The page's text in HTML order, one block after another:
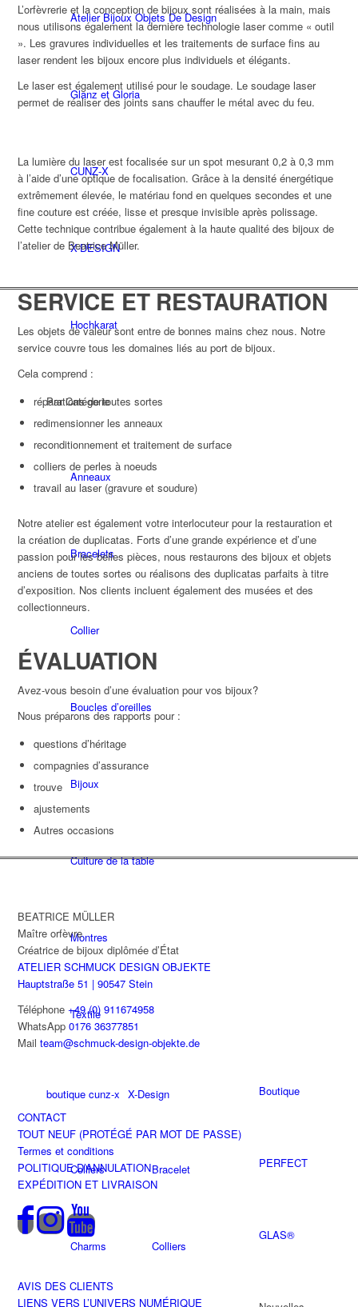
Atelier Bijoux Objets De Design
Glanz et Gloria
CUNZ-X
X-DESIGN
Hochkarat
Par Catégorie
Anneaux
Bracelets
Collier
Boucles d’oreilles
Bijoux
Culture de la table
Montres
Textile
Boutique
boutique cunz-x
Colliers
Charms
X-Design
Bracelet
Colliers
PERFECT
GLAS®
L’orfèvrerie et la conception de bijoux sont réalisées à la main, mais
nous utilisons également la dernière technologie laser comme « outil
». Les gravures individuelles et les traitements de surface fins au
laser rendent les bijoux encore plus individuels et élégants.
Le laser est également utilisé pour le soudage. Le soudage laser
permet de réaliser des joints sans chauffer le métal avec du feu.
La lumière du laser est focalisée sur un spot mesurant 0,2 à 0,3 mm
à l’aide d’une optique de focalisation. Grâce à la densité énergétique
extrêmement élevée, le matériau fond en quelques secondes et une
fine couture est créée, lisse et presque invisible après polissage.
Cette technique contribue également à la haute qualité des bijoux de
l’atelier de Beatrice Müller.
SERVICE ET RESTAURATION
Les objets de valeur sont entre de bonnes mains chez nous. Notre
service couvre tous les domaines liés au port de bijoux.
Cela comprend :
réparations de toutes sortes
redimensionner les anneaux
reconditionnement et traitement de surface
colliers de perles à noeuds
travail au laser (gravure et soudure)
Notre atelier est également votre interlocuteur pour la restauration et
la création de duplicatas. Forts d’une grande expérience et d’une
passion pour les belles pièces, nous restaurons des bijoux et objets
anciens de toutes sortes ou réalisons des duplicatas parfaits à titre
d’exposition. Nos clients incluent également des musées et des
collectionneurs.
ÉVALUATION
Avez-vous besoin d’une évaluation pour vos bijoux?
Nous préparons des rapports pour :
questions d’héritage
compagnies d’assurance
trouve
ajustements
Autres occasions
BEATRICE MÜLLER
Maître orfèvre
Créatrice de bijoux diplômée d’État
ATELIER SCHMUCK DESIGN OBJEKTE
Hauptstraße 51 | 90547 Stein
Téléphone+49 (0) 911674958
WhatsApp0176 36377851
Mailteam@schmuck-design-objekte.de
CONTACT
TOUT NEUF (PROTÉGÉ PAR MOT DE PASSE)
Termes et conditions
POLITIQUE D’ANNULATION
EXPÉDITION ET LIVRAISON
AVIS DES CLIENTS
LIENS VERS L’UNIVERS NUMÉRIQUE